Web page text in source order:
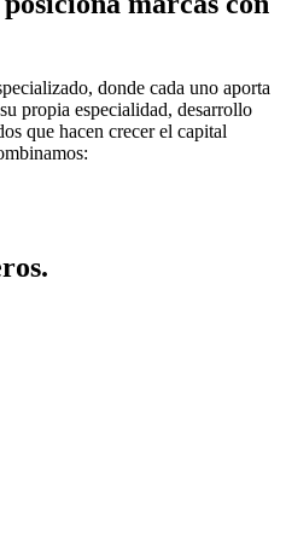
donde cada uno aporta
propia especialidad, desarrollo
que hacen crecer el capital